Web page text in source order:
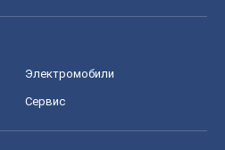
Электромобили
Сервис